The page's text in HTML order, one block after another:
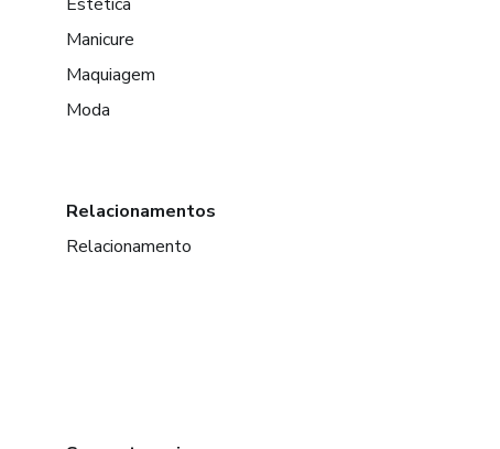
Manicure
Maquiagem
Moda
Relacionamentos
Relacionamento